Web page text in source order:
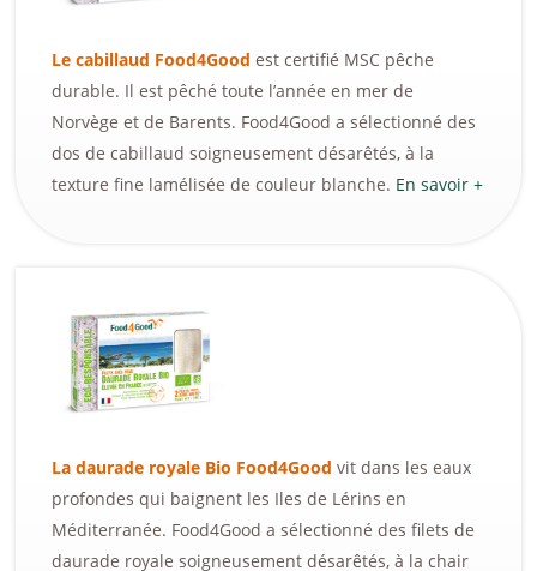
Le cabillaud Food4Good est certifié MSC pêche
durable. Il est pêché toute l’année en mer de
Norvège et de Barents. Food4Good a sélectionné des
dos de cabillaud soigneusement désarêtés, à la
texture fine lamélisée de couleur blanche. En savoir +
La daurade royale Bio Food4Good vit dans les eaux
profondes qui baignent les Iles de Lérins en
Méditerranée. Food4Good a sélectionné des filets de
daurade royale soigneusement désarêtés, à la chair